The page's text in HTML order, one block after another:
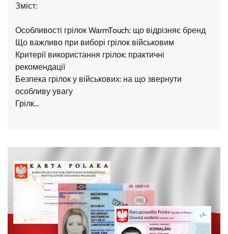
Зміст:
Особливості грілок WarmTouch: що відрізняє бренд
Що важливо при виборі грілок військовим
Критерії використання грілок: практичні
рекомендації
Безпека грілок у військових: на що звернути
особливу увагу
Грілк…